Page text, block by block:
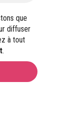
que
diffuser
à tout
.